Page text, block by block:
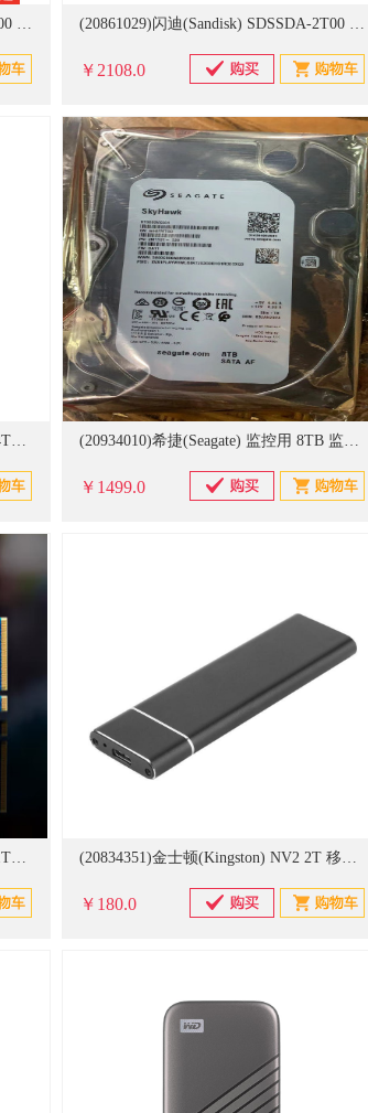
(20861028)闪迪(Sandisk) SDSSDA-1T00 1TB SSD固态硬盘 SATA3.0接口 加强版-电脑升级优选 硬盘(单位：个) (20861029)闪迪(Sandisk) SDSSDA-2T00 2TB SSD固态硬盘 SATA3.0接口 加强版-电脑升级优选 硬盘(单位：个)
￥2108.0
(20861012)闪迪(Sandisk) SDSSDE61-4T00-Z25 4TB Type-c 移动固态硬盘（PSSD）E61极速移动版 传输速度1050MB/s IP55等级三防保护 硬盘(单位：个) (20934010)希捷(Seagate) 监控用 8TB 监控硬盘(单位：块)
￥1499.0
(20916682)金士顿(Kingston) M2接口 1TB 固态硬盘(单位：块) (20834351)金士顿(Kingston) NV2 2T 移动硬盘 黑色(单位：块)
￥180.0